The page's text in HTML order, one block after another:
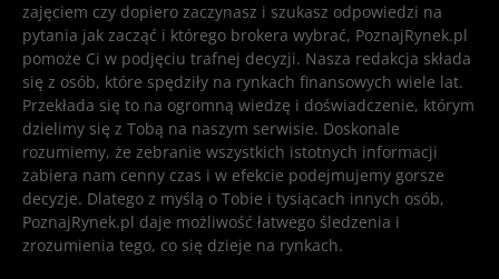
zajęciem czy dopiero zaczynasz i szukasz odpowiedzi na
pytania jak zacząć i którego brokera wybrać, PoznajRynek.pl
pomoże Ci w podjęciu trafnej decyzji. Nasza redakcja składa
się z osób, które spędziły na rynkach finansowych wiele lat.
Przekłada się to na ogromną wiedzę i doświadczenie, którym
dzielimy się z Tobą na naszym serwisie. Doskonale
rozumiemy, że zebranie wszystkich istotnych informacji
zabiera nam cenny czas i w efekcie podejmujemy gorsze
decyzje. Dlatego z myślą o Tobie i tysiącach innych osób,
PoznajRynek.pl daje możliwość łatwego śledzenia i
zrozumienia tego, co się dzieje na rynkach.